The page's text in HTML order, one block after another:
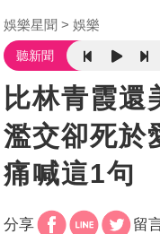
娛樂星聞 娛樂
聽新聞
比林青霞還
濫交卻死
痛喊這1句
分享 留